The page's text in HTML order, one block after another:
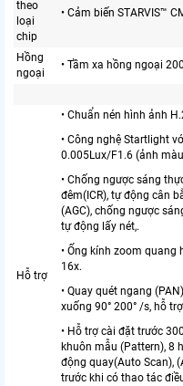
theo
loại
chip
• Cảm biến STARVIS™
Hồng
ngoại
• Tầm xa hồng ngoại
Hỗ trợ
• Chuẩn nén hình ảnh
• Công nghệ Startlight
0.005Lux/F1.6 (ảnh
• Chống ngược sáng
đêm(ICR), tự động cân
(AGC), chống ngược
tự động lấy nét,.
• Ống kính zoom
16x.
• Quay quét ngang
xuống 90° 200° /s, hỗ
• Hỗ trợ cài đặt trước
khuôn mẫu (Pattern), 8
động quay(Auto Scan),
trước khi có thao tác